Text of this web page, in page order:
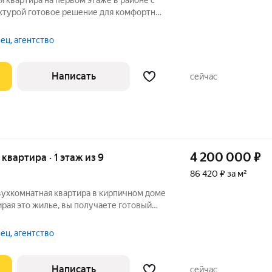
комфортной
его особенно привлекательным
агентство
Написать сейчас
· 1 этаж из 9
квартира в кирпичном доме
это жилье, вы получаете готовый
от проезжей части, а толстые
агентство
4 200 000 ₽
86 420 ₽ за м²
Написать сейчас